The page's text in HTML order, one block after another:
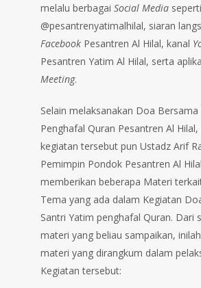
melalu berbagai Social Media
@pesantrenyatimalhilal, siaran
Facebook Pesantren Al Hilal, kanal
Pesantren Yatim Al Hilal, serta
Meeting.
Selain melaksanakan Doa Bersama
Penghafal Quran Pesantren Al
kegiatan tersebut pun Ustadz Arif
Pemimpin Pondok Pesantren Al
memberikan beberapa Materi
Tema yang ada dalam Kegiatan
Santri Yatim penghafal Quran. Dari
materi yang beliau sampaikan,
materi yang dirangkum dalam
Kegiatan tersebut: